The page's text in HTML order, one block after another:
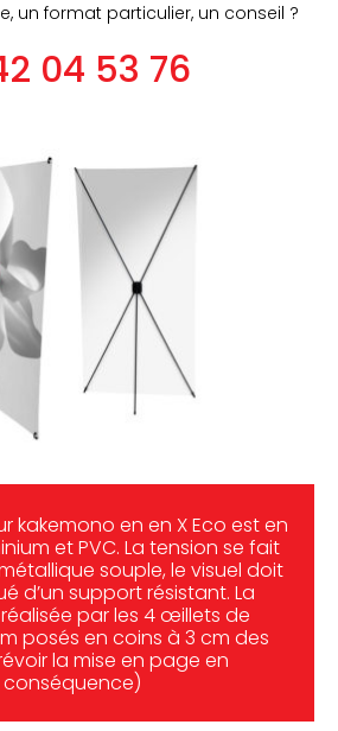
un format particulier, un conseil ?
04 53 76
kakemono en en X Eco est en
et PVC. La tension se fait
souple, le visuel doit
d’un support résistant. La
par les 4 œillets de
posés en coins à 3 cm des
la mise en page en
conséquence)